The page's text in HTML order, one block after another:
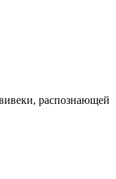
распознающей